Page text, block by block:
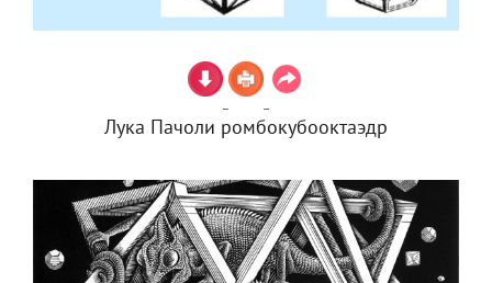
Лука Пачоли ромбокубооктаэдр